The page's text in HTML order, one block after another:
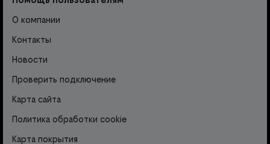
О компании
Контакты
Новости
Проверить подключение
Карта сайта
Политика обработки cookie
Карта покрытия